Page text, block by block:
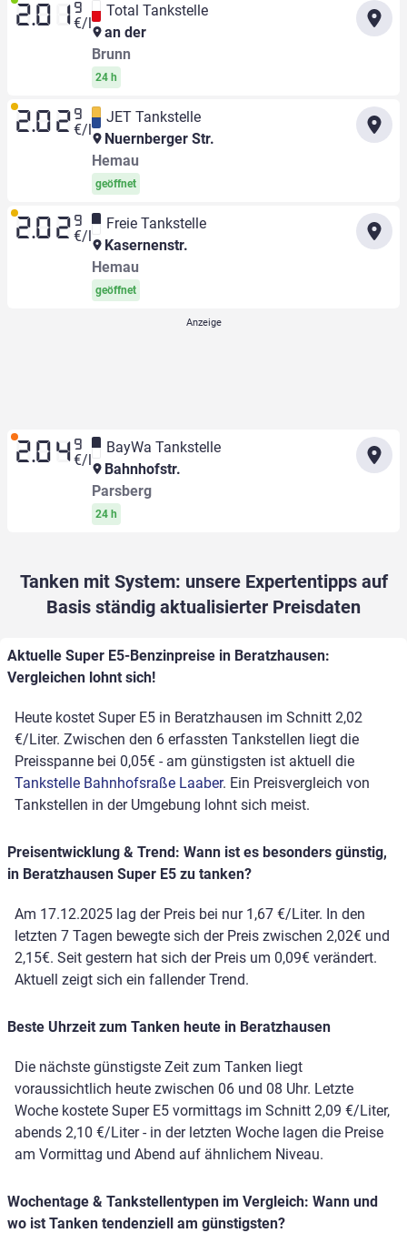
2.01 9
€/l
Total Tankstelle
an der
Brunn
24 h
2.02 9
€/l
JET Tankstelle
Nuernberger Str.
Hemau
geöffnet
2.02 9
€/l
Freie Tankstelle
Kasernenstr.
Hemau
geöffnet
2.04 9
€/l
BayWa Tankstelle
Bahnhofstr.
Parsberg
24 h
Tanken mit System: unsere Expertentipps auf
Basis ständig aktualisierter Preisdaten
Aktuelle Super E5-Benzinpreise in Beratzhausen:
Vergleichen lohnt sich!
Heute kostet Super E5 in Beratzhausen im Schnitt 2,02
€/Liter. Zwischen den 6 erfassten Tankstellen liegt die
Preisspanne bei 0,05€ - am günstigsten ist aktuell die
Tankstelle Bahnhofsraße Laaber. Ein Preisvergleich von
Tankstellen in der Umgebung lohnt sich meist.
Preisentwicklung & Trend: Wann ist es besonders günstig,
in Beratzhausen Super E5 zu tanken?
Am 17.12.2025 lag der Preis bei nur 1,67 €/Liter. In den
letzten 7 Tagen bewegte sich der Preis zwischen 2,02€ und
2,15€. Seit gestern hat sich der Preis um 0,09€ verändert.
Aktuell zeigt sich ein fallender Trend.
Beste Uhrzeit zum Tanken heute in Beratzhausen
Die nächste günstigste Zeit zum Tanken liegt
voraussichtlich heute zwischen 06 und 08 Uhr. Letzte
Woche kostete Super E5 vormittags im Schnitt 2,09 €/Liter,
abends 2,10 €/Liter - in der letzten Woche lagen die Preise
am Vormittag und Abend auf ähnlichem Niveau.
Wochentage & Tankstellentypen im Vergleich: Wann und
wo ist Tanken tendenziell am günstigsten?